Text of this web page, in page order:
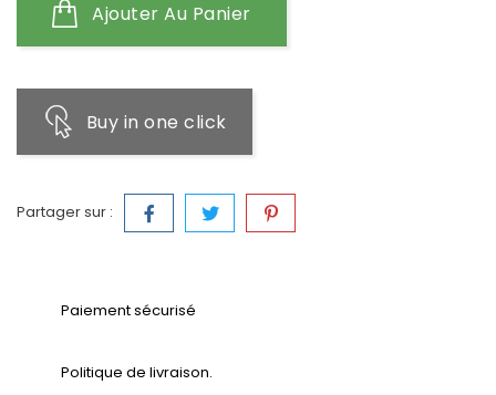
Ajouter Au Panier
Buy in one click
Partager sur :
Paiement sécurisé
Politique de livraison.